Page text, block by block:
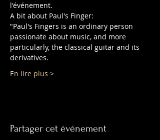
l'événement.
A bit about Paul's Finger:
"Paul's Fingers is an ordinary person
passionate about music, and more
particularly, the classical guitar and its
derivatives.
En lire plus >
Partager cet événement